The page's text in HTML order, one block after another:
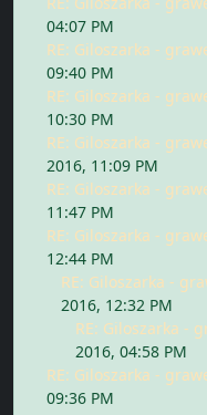
04:07 PM
RE: Giloszarka -
09:40 PM
RE: Giloszarka -
10:30 PM
RE: Giloszarka -
2016, 11:09 PM
RE: Giloszarka -
11:47 PM
RE: Giloszarka -
12:44 PM
RE: Giloszarka -
2016, 12:32 PM
RE: Giloszarka -
2016, 04:58 PM
RE: Giloszarka -
09:36 PM